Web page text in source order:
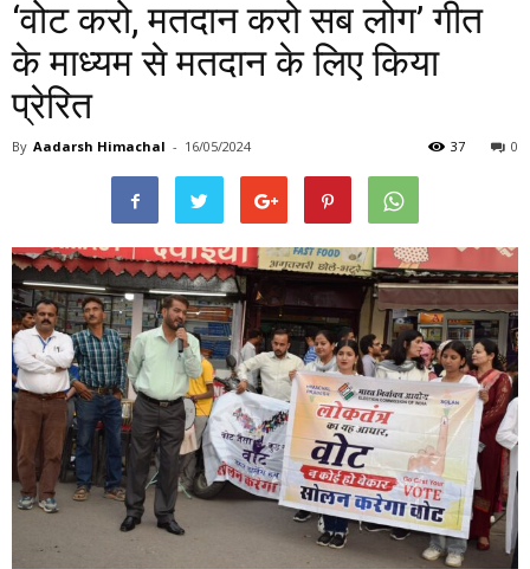
‘वोट करो, मतदान करो सब लोग’ गीत
के माध्यम से मतदान के लिए किया
प्रेरित
By Aadarsh Himachal - 16/05/2024 0
37